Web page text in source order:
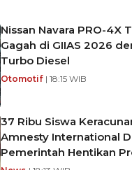
Nissan Navara PRO-4X
Gagah di GIIAS 2026
Turbo Diesel
Otomotif | 18:15 WIB
37 Ribu Siswa
Amnesty International
Pemerintah Hentikan